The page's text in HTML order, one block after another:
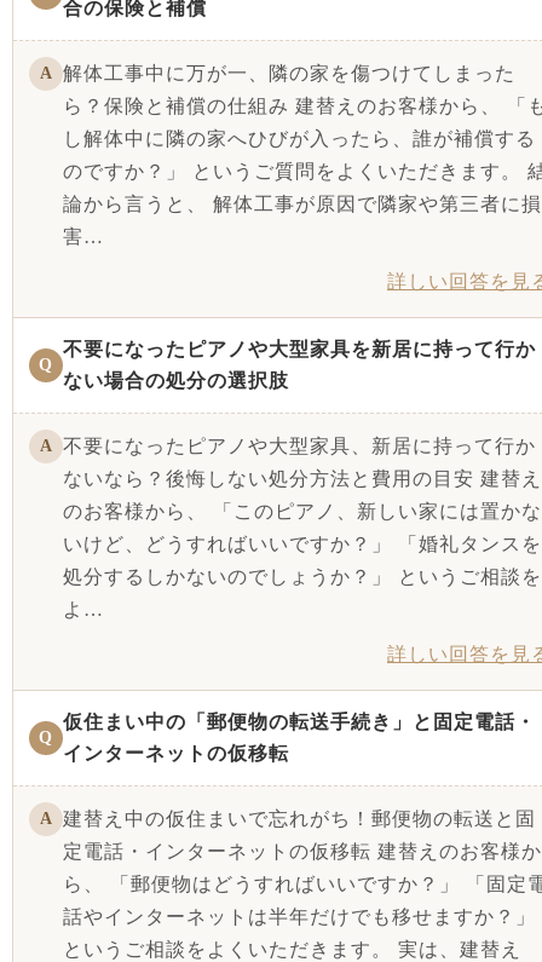
合の保険と補償
A 解体工事中に万が一、隣の家を傷つけてしまった
ら？保険と補償の仕組み 建替えのお客様から、 「
し解体中に隣の家へひびが入ったら、誰が補償する
のですか？」 というご質問をよくいただきます。
論から言うと、 解体工事が原因で隣家や第三者に損
害…
詳しい回答を見
Q
不要になったピアノや大型家具を新居に持って行か
ない場合の処分の選択肢
A 不要になったピアノや大型家具、新居に持って行か
ないなら？後悔しない処分方法と費用の目安 建替え
のお客様から、 「このピアノ、新しい家には置かな
いけど、どうすればいいですか？」 「婚礼タンスを
処分するしかないのでしょうか？」 というご相談を
よ…
詳しい回答を見
Q
仮住まい中の「郵便物の転送手続き」と固定電話・
インターネットの仮移転
A 建替え中の仮住まいで忘れがち！郵便物の転送と固
定電話・インターネットの仮移転 建替えのお客様か
ら、 「郵便物はどうすればいいですか？」 「固定
話やインターネットは半年だけでも移せますか？」
というご相談をよくいただきます。 実は、建替え